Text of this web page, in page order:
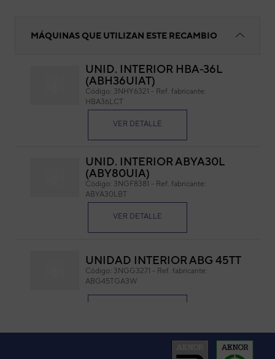
780 x 230 x 55 mm. (l x w x h)
MÁQUINAS QUE UTILIZAN ESTE RECAMBIO
UNID. INTERIOR HBA-36L
(ABH36UIAT)
Código: 3NHY6321 - Ref. fabricante:
HBA36LCT
VER DETALLE
UNID. INTERIOR ABYA30L
(ABY80UIA)
Código: 3NGF8381 - Ref. fabricante:
ABYA30LBT
VER DETALLE
UNIDAD INTERIOR ABG 45TT
Código: 3NGG3271 - Ref. fabricante:
ABG45TGA3W
UNIDAD INTERIOR HB-30LA